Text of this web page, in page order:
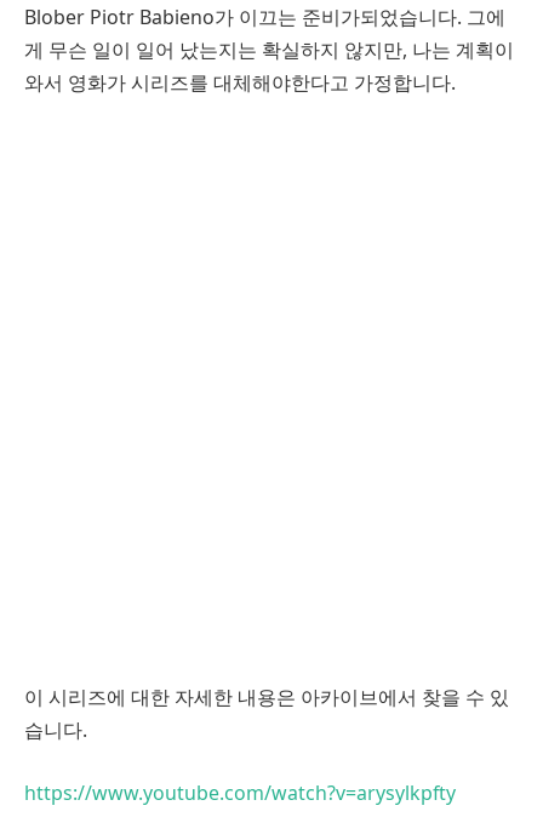
Blober Piotr Babieno가 이끄는 준비가되었습니다. 그에
게 무슨 일이 일어 났는지는 확실하지 않지만, 나는 계획이
와서 영화가 시리즈를 대체해야한다고 가정합니다.
이 시리즈에 대한 자세한 내용은 아카이브에서 찾을 수 있
습니다.
https://www.youtube.com/watch?v=arysylkpfty